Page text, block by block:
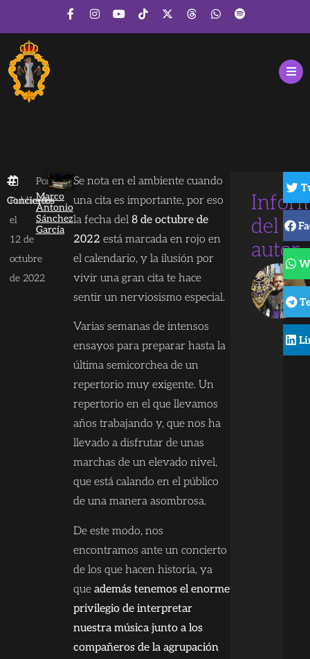
Conciertos
Publicado
el
12 de
octubre
de 2022
Por
Marco
Antonio
Sánchez
García
Se nota en el ambiente cuando
una cita es importante, por eso
la fecha del8 de octubre de
2022 está marcada en rojo en
el calendario, y la ilusión por
vivir una gran cita te hace
sentir un nerviosismo especial.
Varias semanas de intensos
ensayos para preparar hasta la
última semicorchea de un
repertorio muy exigente. Un
repertorio en el que llevamos
años trabajando y, que nos ha
llevado a disfrutar de unas
marchas de un elevado nivel,
que está calando en el público
de una manera asombrosa.
De este modo, nos
encontramos ante un concierto
de los que hacen historia, ya
queademás tenemos el enorme
privilegio de interpretar
nuestra música junto a los
compañeros de la agrupación
del
autor